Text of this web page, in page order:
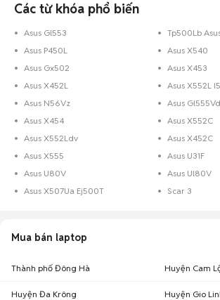
Các từ khóa phổ biến
Asus Gl553
Tp500Lb
Asus P450L
Asus X540
Asus Gx502
Asus X453
Asus X452L
Asus X552L
Asus N56Vz
Asus Gl555Vd
Asus X454
Asus X552C
Asus X552Ldv
Asus X452C
Asus X555
Asus U31F
Asus U80V
Asus Ul80V
Asus X507Ua Ej500T
Scar 3
Mua bán laptop
Thành phố Đông Hà Huyện Cam
Huyện Đa Krông Huyện Gio